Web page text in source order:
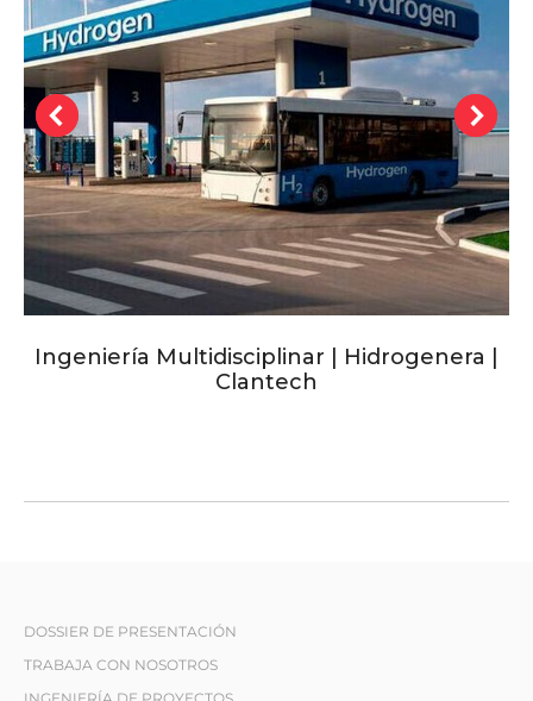
Ingeniería Multidisciplinar | Hidrogenera |
Clantech
DOSSIER DE PRESENTACIÓN
TRABAJA CON NOSOTROS